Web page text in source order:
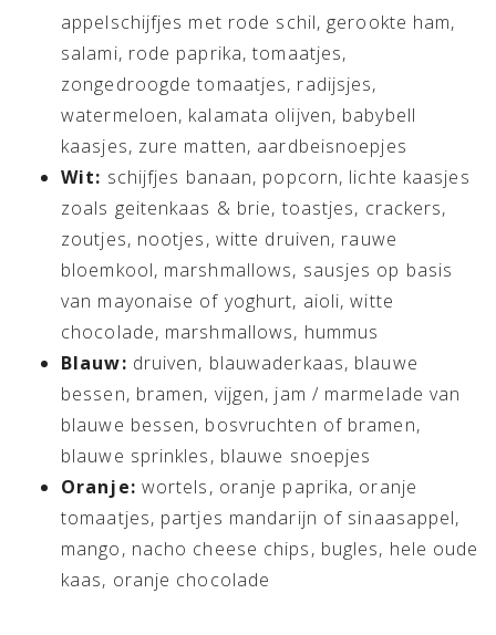
appelschijfjes met rode schil, gerookte ham,
salami, rode paprika, tomaatjes,
zongedroogde tomaatjes, radijsjes,
watermeloen, kalamata olijven, babybell
kaasjes, zure matten, aardbeisnoepjes
Wit: schijfjes banaan, popcorn, lichte kaasjes
zoals geitenkaas & brie, toastjes, crackers,
zoutjes, nootjes, witte druiven, rauwe
bloemkool, marshmallows, sausjes op basis
van mayonaise of yoghurt, aioli, witte
chocolade, marshmallows, hummus
Blauw: druiven, blauwaderkaas, blauwe
bessen, bramen, vijgen, jam / marmelade van
blauwe bessen, bosvruchten of bramen,
blauwe sprinkles, blauwe snoepjes
Oranje: wortels, oranje paprika, oranje
tomaatjes, partjes mandarijn of sinaasappel,
mango, nacho cheese chips, bugles, hele oude
kaas, oranje chocolade